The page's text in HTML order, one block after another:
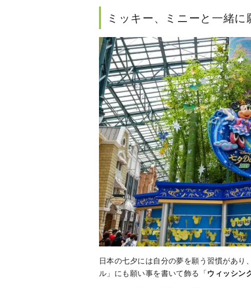
ミッキー、ミニーと一緒に
日本の七夕には自分の夢を願う習慣があ
ル」にも願い事を書いて飾る「ウィッシン